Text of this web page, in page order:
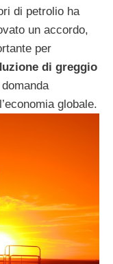
di petrolio ha
un accordo,
per
di greggio
globale.